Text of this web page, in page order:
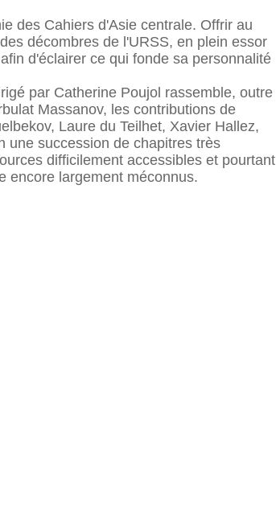
des Cahiers d'Asie centrale. Offrir au
décombres de l'URSS, en plein essor
d'éclairer ce qui fonde sa personnalité
par Catherine Poujol rassemble, outre
Massanov, les contributions de
Laure du Teilhet, Xavier Hallez,
une succession de chapitres très
difficilement accessibles et pourtant
encore largement méconnus.